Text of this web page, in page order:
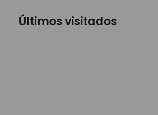
Últimos visitados